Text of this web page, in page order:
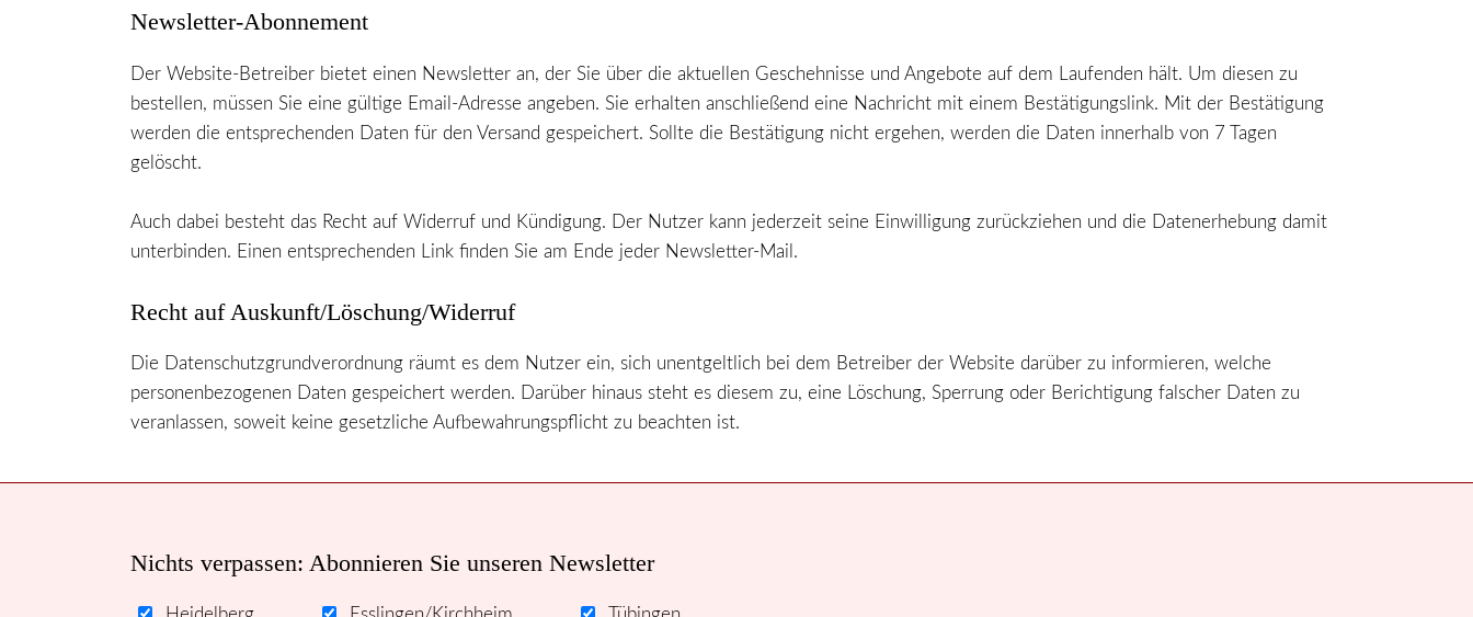
Newsletter-Abonnement
Der Website-Betreiber bietet einen Newsletter an, der Sie über die aktuellen Geschehnisse und Angebote auf dem Laufenden hält. Um diesen zu
bestellen, müssen Sie eine gültige Email-Adresse angeben. Sie erhalten anschließend eine Nachricht mit einem Bestätigungslink. Mit der Bestätigung
werden die entsprechenden Daten für den Versand gespeichert. Sollte die Bestätigung nicht ergehen, werden die Daten innerhalb von 7 Tagen
gelöscht.
Auch dabei besteht das Recht auf Widerruf und Kündigung. Der Nutzer kann jederzeit seine Einwilligung zurückziehen und die Datenerhebung damit
unterbinden. Einen entsprechenden Link finden Sie am Ende jeder Newsletter-Mail.
Recht auf Auskunft/Löschung/Widerruf
Die Datenschutzgrundverordnung räumt es dem Nutzer ein, sich unentgeltlich bei dem Betreiber der Website darüber zu informieren, welche
personenbezogenen Daten gespeichert werden. Darüber hinaus steht es diesem zu, eine Löschung, Sperrung oder Berichtigung falscher Daten zu
veranlassen, soweit keine gesetzliche Aufbewahrungspflicht zu beachten ist.
Nichts verpassen: Abonnieren Sie unseren Newsletter